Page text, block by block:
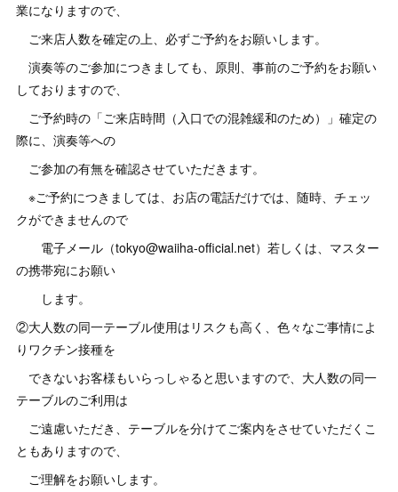
業になりますので、
ご来店人数を確定の上、必ずご予約をお願いします。
演奏等のご参加につきましても、原則、事前のご予約をお願い
しておりますので、
ご予約時の「ご来店時間（入口での混雑緩和のため）」確定の
際に、演奏等への
ご参加の有無を確認させていただきます。
※ご予約につきましては、お店の電話だけでは、随時、チェッ
クができませんので
電子メール（tokyo@waiiha-official.net）若しくは、マスター
の携帯宛にお願い
します。
②大人数の同一テーブル使用はリスクも高く、色々なご事情によ
りワクチン接種を
できないお客様もいらっしゃると思いますので、大人数の同一
テーブルのご利用は
ご遠慮いただき、テーブルを分けてご案内をさせていただくこ
ともありますので、
ご理解をお願いします。